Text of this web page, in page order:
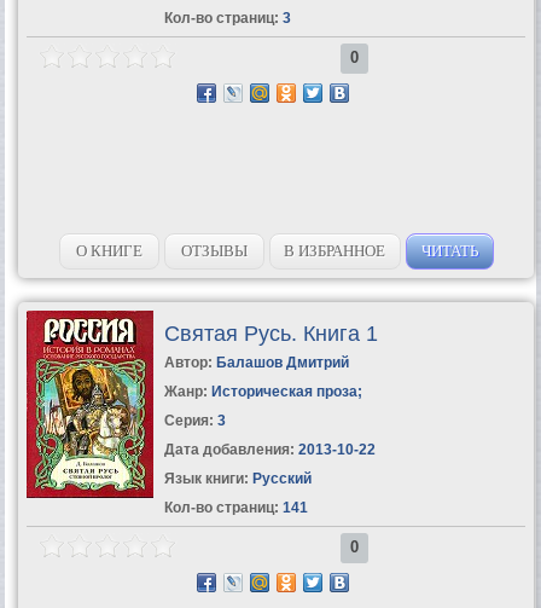
Кол-во страниц: 3
0
О КНИГЕ ОТЗЫВЫ В ИЗБРАННОЕ ЧИТАТЬ
Святая Русь. Книга 1
Автор: Балашов Дмитрий
Жанр: Историческая проза;
Серия: 3
Дата добавления: 2013-10-22
Язык книги: Русский
Кол-во страниц: 141
0